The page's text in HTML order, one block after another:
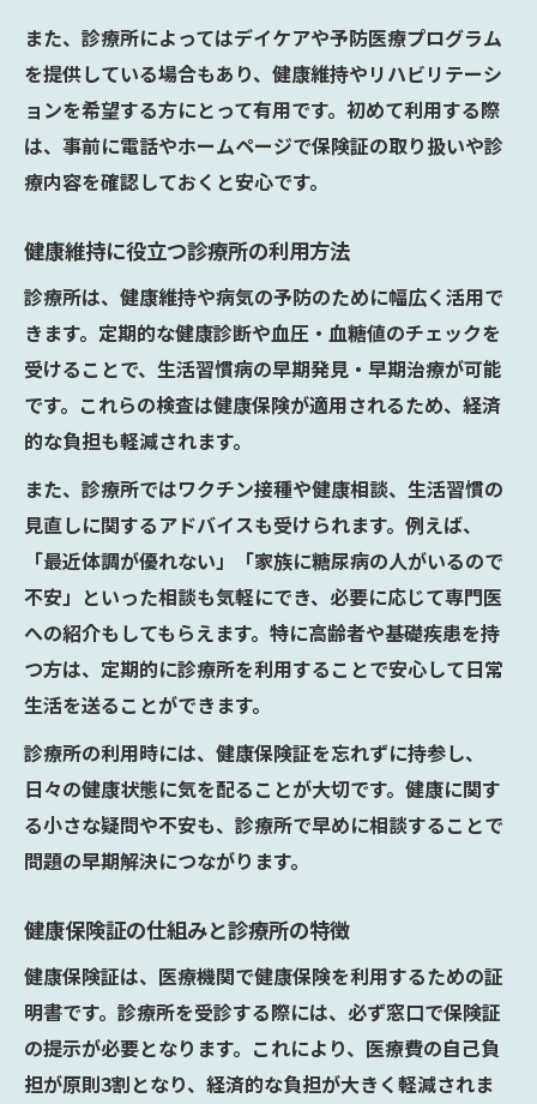
また、診療所によってはデイケアや予防医療プログラム
を提供している場合もあり、健康維持やリハビリテーシ
ョンを希望する方にとって有用です。初めて利用する際
は、事前に電話やホームページで保険証の取り扱いや診
療内容を確認しておくと安心です。
健康維持に役立つ診療所の利用方法
診療所は、健康維持や病気の予防のために幅広く活用で
きます。定期的な健康診断や血圧・血糖値のチェックを
受けることで、生活習慣病の早期発見・早期治療が可能
です。これらの検査は健康保険が適用されるため、経済
的な負担も軽減されます。
また、診療所ではワクチン接種や健康相談、生活習慣の
見直しに関するアドバイスも受けられます。例えば、
「最近体調が優れない」「家族に糖尿病の人がいるので
不安」といった相談も気軽にでき、必要に応じて専門医
への紹介もしてもらえます。特に高齢者や基礎疾患を持
つ方は、定期的に診療所を利用することで安心して日常
生活を送ることができます。
診療所の利用時には、健康保険証を忘れずに持参し、
日々の健康状態に気を配ることが大切です。健康に関す
る小さな疑問や不安も、診療所で早めに相談することで
問題の早期解決につながります。
健康保険証の仕組みと診療所の特徴
健康保険証は、医療機関で健康保険を利用するための証
明書です。診療所を受診する際には、必ず窓口で保険証
の提示が必要となります。これにより、医療費の自己負
担が原則3割となり、経済的な負担が大きく軽減されま